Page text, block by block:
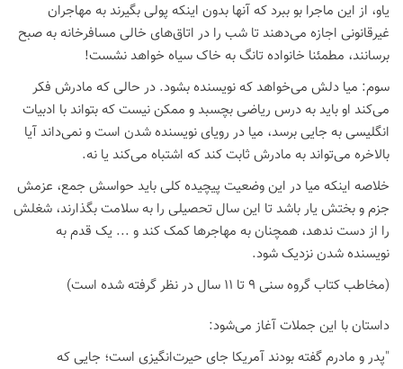
یاو، از این ماجرا بو ببرد که آنها بدون اینکه پولی بگیرند به مهاجران
غیرقانونی اجازه می‌دهند تا شب را در اتاق‌های خالی مسافرخانه به صبح
برسانند، مطمئنا خانواده تانگ به خاک سیاه خواهد نشست!
سوم: میا دلش می‌خواهد که نویسنده بشود. در حالی که مادرش فکر
می‌کند او باید به درس ریاضی بچسبد و ممکن نیست که بتواند با ادبیات
انگلیسی به جایی برسد، میا در رویای نویسنده شدن است و نمی‌داند آیا
بالاخره می‌تواند به مادرش ثابت کند که اشتباه می‌کند یا نه.
خلاصه اینکه میا در این وضعیت پیچیده کلی باید حواسش جمع، عزمش
جزم و بختش یار باشد تا این سال تحصیلی را به سلامت بگذارند، شغلش
را از دست ندهد، همچنان به مهاجرها کمک کند و ... یک قدم به
نویسنده شدن نزدیک شود.
(مخاطب کتاب گروه سنی 9 تا 11 سال در نظر گرفته شده است)
داستان با این جملات آغاز می‌شود:
"پدر و مادرم گفته بودند آمریکا جای حیرت‌انگیزی است؛ جایی که